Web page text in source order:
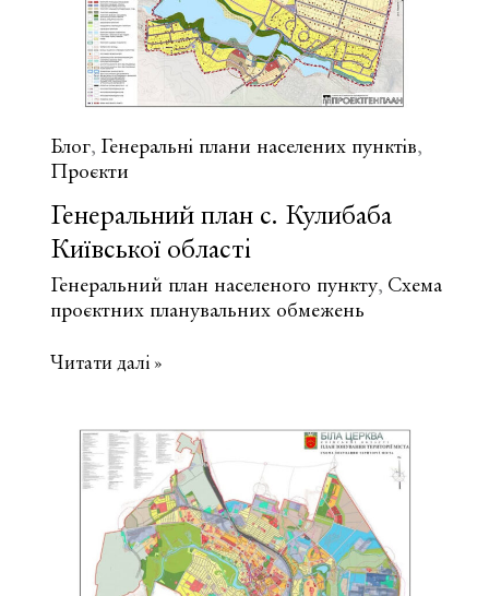
Блог, Генеральні плани населених пунктів,
Проєкти
Генеральний план с. Кулибаба
Київської області
Генеральний план населеного пункту, Схема
проєктних планувальних обмежень
Генеральний
Кулибаба
Київської
області
Читати далі »